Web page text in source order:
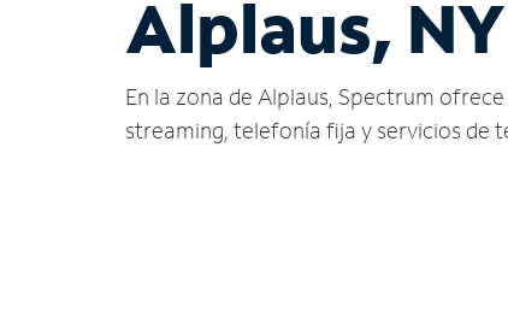
Alplaus, NY
En la zona de Alplaus, Spectrum
streaming, telefonía fija y servicios de